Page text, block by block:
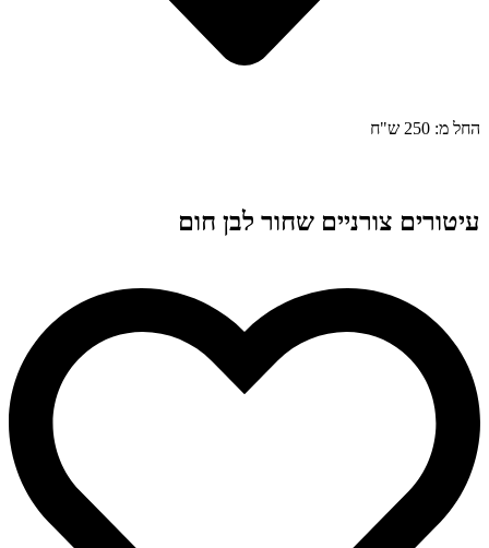
החל מ: 250 ש"ח
עיטורים צורניים שחור לבן חום